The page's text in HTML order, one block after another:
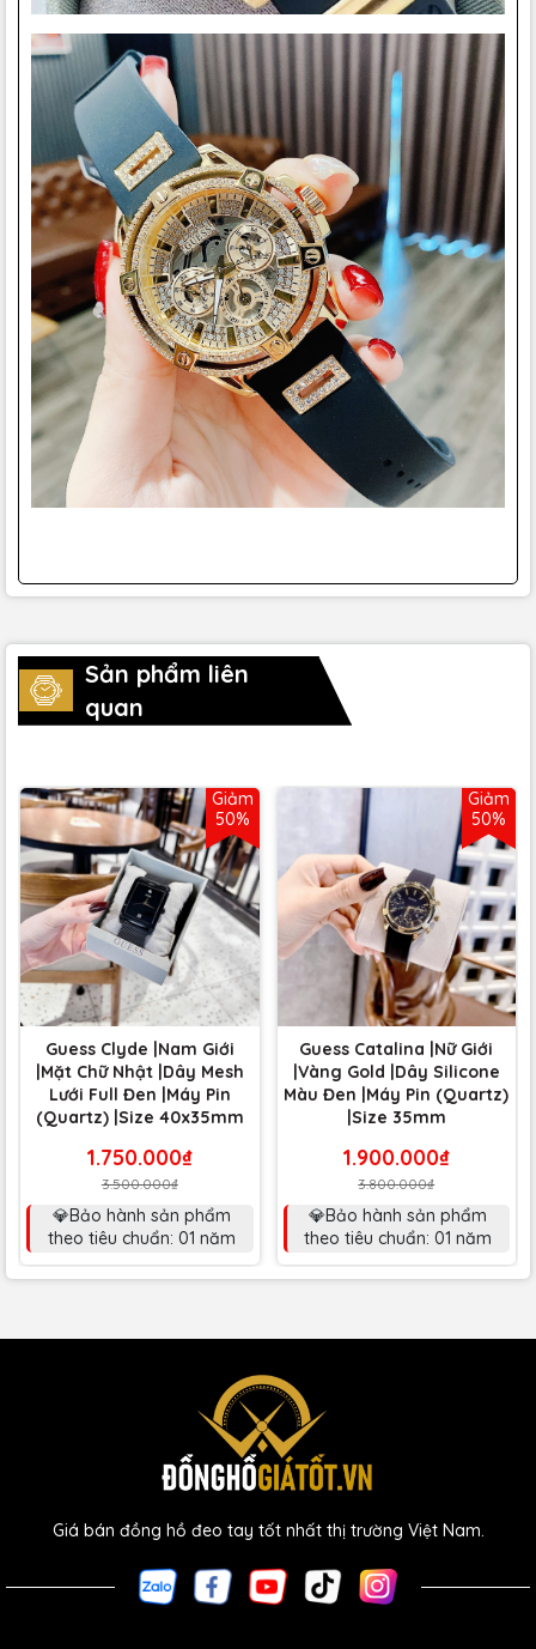
Sản phẩm liên
quan
Giảm
50%
Guess Clyde |Nam Giới
|Mặt Chữ Nhật |Dây Mesh
Lưới Full Đen |Máy Pin
(Quartz) |Size 40x35mm
1.750.000₫
3.500.000₫
💎Bảo hành sản phẩm
theo tiêu chuẩn: 01 năm
Giảm
50%
Guess Catalina |Nữ Giới
|Vàng Gold |Dây Silicone
Màu Đen |Máy Pin (Quartz)
|Size 35mm
1.900.000₫
3.800.000₫
💎Bảo hành sản phẩm
theo tiêu chuẩn: 01 năm
Giá bán đồng hồ đeo tay tốt nhất thị trường Việt Nam.